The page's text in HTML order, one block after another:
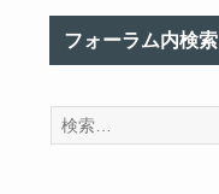
フォーラム内検索